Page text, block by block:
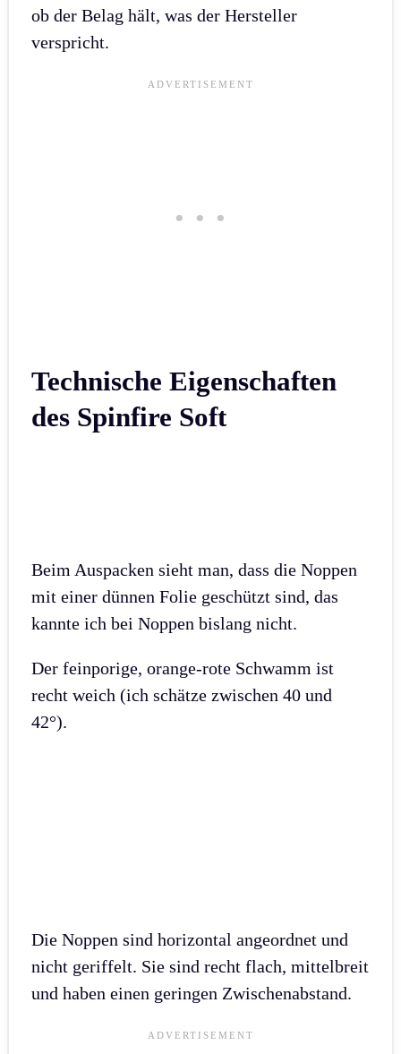
ob der Belag hält, was der Hersteller
verspricht.
Technische Eigenschaften
des Spinfire Soft
Beim Auspacken sieht man, dass die Noppen
mit einer dünnen Folie geschützt sind, das
kannte ich bei Noppen bislang nicht.
Der feinporige, orange-rote Schwamm ist
recht weich (ich schätze zwischen 40 und
42°).
Die Noppen sind horizontal angeordnet und
nicht geriffelt. Sie sind recht flach, mittelbreit
und haben einen geringen Zwischenabstand.